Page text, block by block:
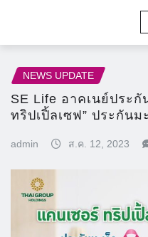
NEWS UPDATE
SE Life อาคเนย์ประ
ทริปเปิ้ลเซฟ” ประกันม
admin ส.ค. 12, 2023